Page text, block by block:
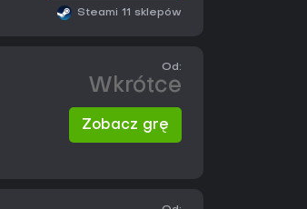
Steami 11 sklepów
Od:
Wkrótce
Zobacz grę